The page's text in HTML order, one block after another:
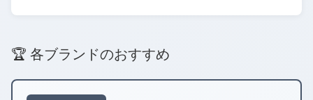
🏆 各ブランドのおすすめ